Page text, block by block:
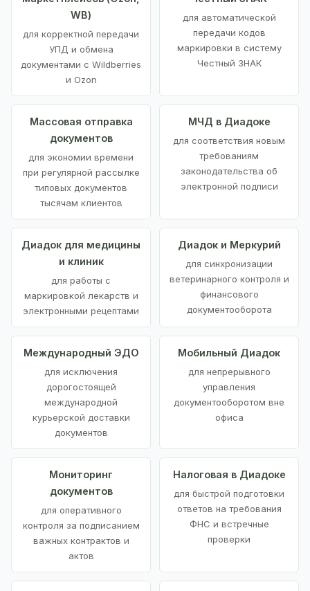
WB)
для корректной передачи
УПД и обмена
документами с Wildberries
и Ozon
для автоматической
передачи кодов
маркировки в систему
Честный ЗНАК
Массовая отправка
документов
для экономии времени
при регулярной рассылке
типовых документов
тысячам клиентов
МЧД в Диадоке
для соответствия новым
требованиям
законодательства об
электронной подписи
Диадок для медицины
и клиник
для работы с
маркировкой лекарств и
электронными рецептами
Диадок и Меркурий
для синхронизации
ветеринарного контроля и
финансового
документооборота
Международный ЭДО
для исключения
дорогостоящей
международной
курьерской доставки
документов
Мобильный Диадок
для непрерывного
управления
документооборотом вне
офиса
Мониторинг
документов
для оперативного
контроля за подписанием
важных контрактов и
актов
Налоговая в Диадоке
для быстрой подготовки
ответов на требования
ФНС и встречные
проверки